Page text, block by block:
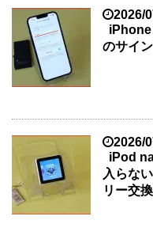
2026/
iPhone
のサイ
2026/
iPod
入らな
リー交